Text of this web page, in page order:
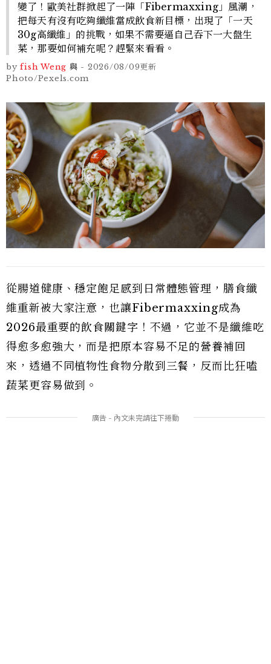
變了！歐美社群掀起了一陣「Fibermaxxing」風潮，
把每天有沒有吃夠纖維當成飲食新目標，出現了「一天
30g高纖維」的挑戰，如果不需要逼自己吞下一大盤生
菜，那要如何補充呢？趕緊來看看。
by fish Weng 與 - 2026/08/09更新
Photo/Pexels.com
從腸道健康、穩定飽足感到日常體態管理，膳食纖
維重新被大家注意，也讓Fibermaxxing成為
2026最重要的飲食關鍵字！不過，它並不是纖維吃
得愈多愈強大，而是把原本容易不足的營養補回
來，透過不同植物性食物分散到三餐，反而比狂嗑
蔬菜更容易做到。